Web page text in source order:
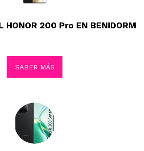
HONOR 200 Pro EN BENIDORM
SABER MÁS